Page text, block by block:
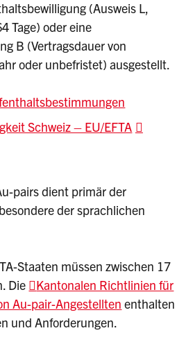
(Ausweis L,
Tage) oder eine
B (Vertragsdauer von
oder unbefristet) ausgestellt.
Schweiz – EU/EFTA
pairs dient primär der
der sprachlichen
Staaten müssen zwischen 17
Die
Kantonalen Richtlinien für
Au-pair-Angestellten enthalten
und Anforderungen.